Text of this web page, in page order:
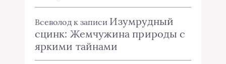
Всеволодк записи Изумрудный
сцинк: Жемчужина природы с
яркими тайнами